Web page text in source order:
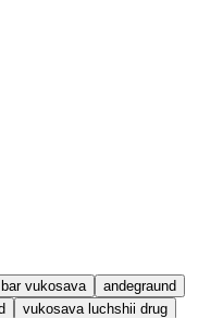
bar vukosava
andegraund
vukosava luchshii drug